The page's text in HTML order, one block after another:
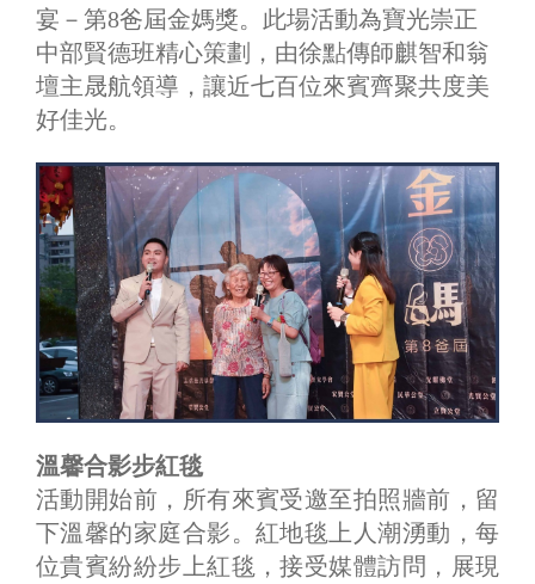
宴－第8爸屆金媽獎。此場活動為寶光崇正
中部賢德班精心策劃，由徐點傳師麒智和翁
壇主晟航領導，讓近七百位來賓齊聚共度美
好佳光。
溫馨合影步紅毯
活動開始前，所有來賓受邀至拍照牆前，留
下溫馨的家庭合影。紅地毯上人潮湧動，每
位貴賓紛紛步上紅毯，接受媒體訪問，展現